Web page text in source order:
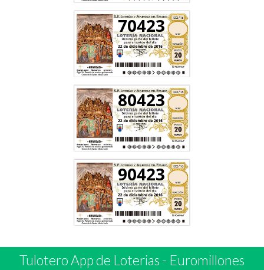
70423
80423
90423
Tulotero App de Loterias - Euromillones